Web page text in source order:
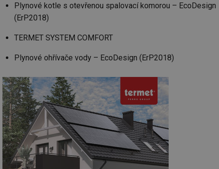
Plynové kotle s otevřenou spalovací komorou – EcoDesign
(ErP2018)
TERMET SYSTEM COMFORT
Plynové ohřívače vody – EcoDesign (ErP2018)